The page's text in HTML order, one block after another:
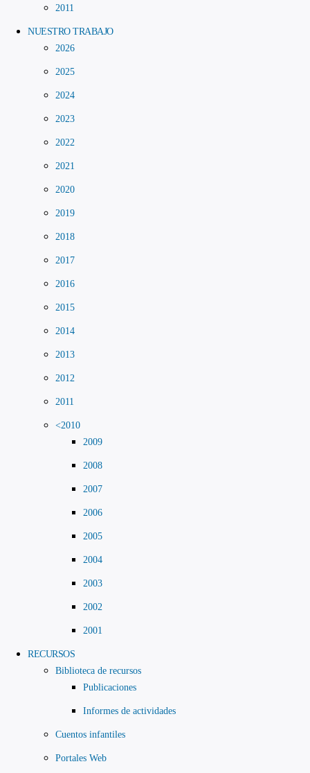
2011
NUESTRO TRABAJO
2026
2025
2024
2023
2022
2021
2020
2019
2018
2017
2016
2015
2014
2013
2012
2011
<2010
2009
2008
2007
2006
2005
2004
2003
2002
2001
RECURSOS
Biblioteca de recursos
Publicaciones
Informes de actividades
Cuentos infantiles
Portales Web